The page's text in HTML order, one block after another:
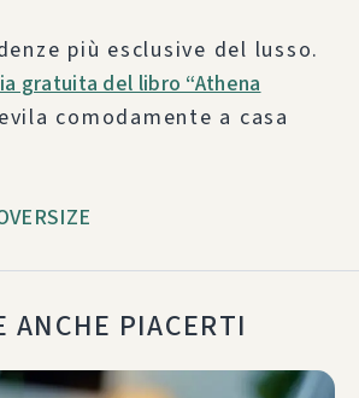
più esclusive del lusso.
gratuita del libro “Athena
comodamente a casa
ANCHE PIACERTI